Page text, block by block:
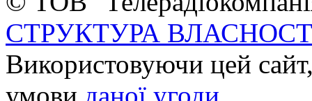
СТРУКТУРА
Використовуючи цей